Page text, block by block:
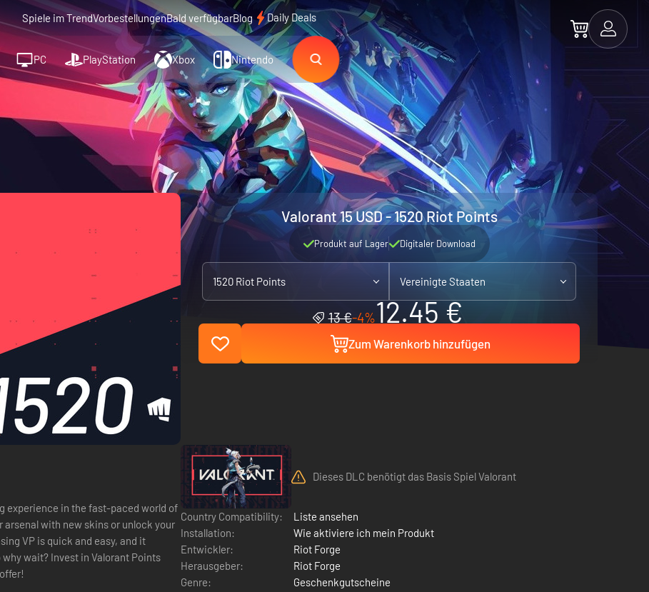
Spiele im TrendVorbestellungenBald verfügbarBlog Daily Deals
PC PlayStation Xbox Nintendo
Valorant 15 USD - 1520 Riot Points
Produkt auf Lager Digitaler Download
1520 Riot Points Vereinigte Staaten
13 €-4%12.45 €
Zum Warenkorb hinzufügen
experience in the fast-paced world of
arsenal with new skins or unlock your
VP is quick and easy, and it
wait? Invest in Valorant Points
Dieses DLC benötigt das Basis Spiel Valorant
Country Compatibility:
Liste ansehen
Installation:
Wie aktiviere ich mein Produkt
Entwickler:
Riot Forge
Herausgeber:
Riot Forge
Genre:
Geschenkgutscheine